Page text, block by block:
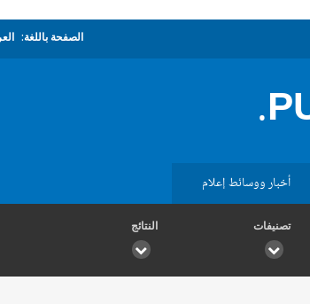
الصفحة باللغة:
أخبار ووسائط إعلام
تصنيفات النتائج